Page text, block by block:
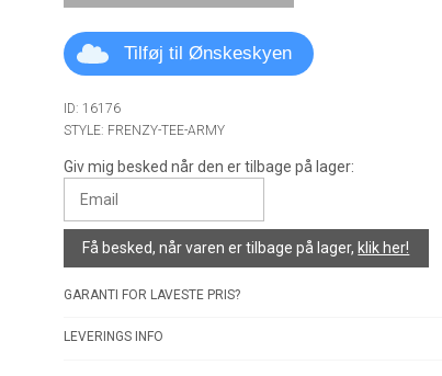
Tilføj til Ønskeskyen
ID: 16176
STYLE: FRENZY-TEE-ARMY
Giv mig besked når den er tilbage på lager:
Få besked, når varen er tilbage på lager, klik her!
GARANTI FOR LAVESTE PRIS?
LEVERINGS INFO